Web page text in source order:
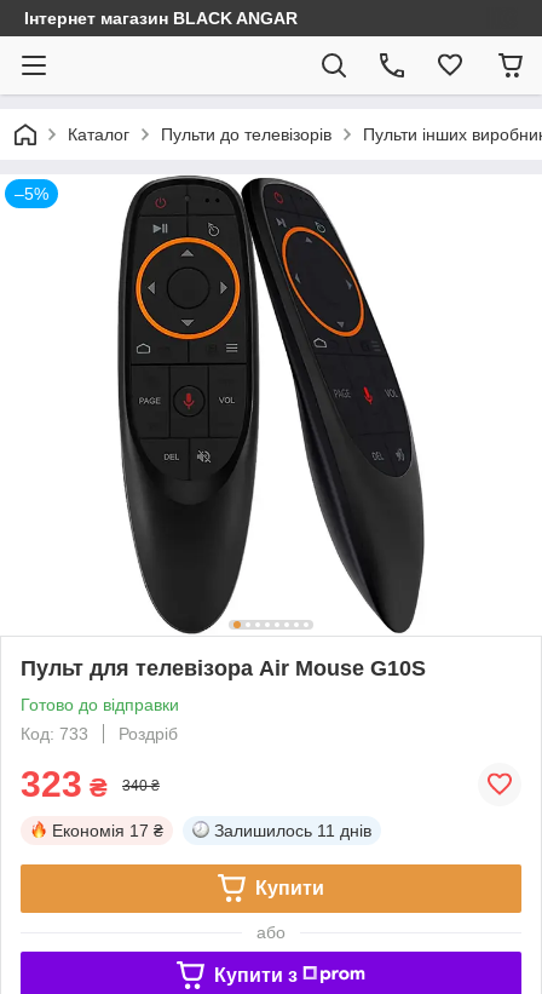
Інтернет магазин BLACK ANGAR
Каталог Пульти до телевізорів Пульти інших
–5%
Пульт для телевізора Air Mouse G10S
Готово до відправки
Код: 733
Роздріб
323 ₴ 340 ₴
Економія 17 ₴ Залишилось 11 днів
Купити
або
Купити з